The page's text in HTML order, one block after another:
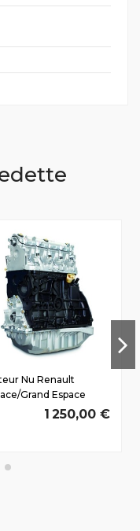
Nu Renault
Grand Espace
Dès 2002 1.9 D dCi
1 250,00 €